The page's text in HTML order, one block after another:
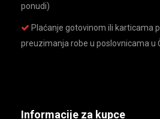
ponudi)
Plaćanje gotovinom ili karticama
preuzimanja robe u poslovnicama u
Informacije za kupce